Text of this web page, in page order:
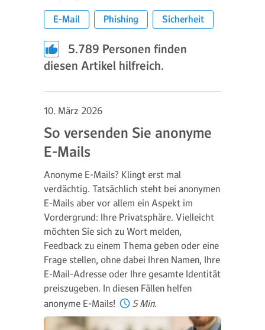
E-Mail Phishing Sicherheit
5.789 Personen finden
diesen Artikel hilfreich.
10. März 2026
So versenden Sie anonyme
E-Mails
Anonyme E-Mails? Klingt erst mal
verdächtig. Tatsächlich steht bei anonymen
E-Mails aber vor allem ein Aspekt im
Vordergrund: Ihre Privatsphäre. Vielleicht
möchten Sie sich zu Wort melden,
Feedback zu einem Thema geben oder eine
Frage stellen, ohne dabei Ihren Namen, Ihre
E-Mail-Adresse oder Ihre gesamte Identität
preiszugeben. In diesen Fällen helfen
anonyme E-Mails!
5 Min.